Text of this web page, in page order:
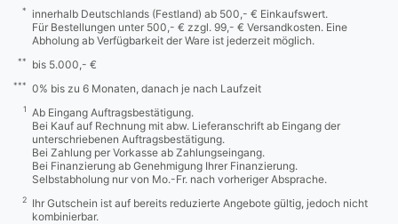
*
innerhalb Deutschlands (Festland) ab 500,- € Einkaufswert.
Für Bestellungen unter 500,- € zzgl. 99,- € Versandkosten. Eine
Abholung ab Verfügbarkeit der Ware ist jederzeit möglich.
** bis 5.000,- €
*** 0% bis zu 6 Monaten, danach je nach Laufzeit
1
Ab Eingang Auftragsbestätigung.
Bei Kauf auf Rechnung mit abw. Lieferanschrift ab Eingang der
unterschriebenen Auftragsbestätigung.
Bei Zahlung per Vorkasse ab Zahlungseingang.
Bei Finanzierung ab Genehmigung Ihrer Finanzierung.
Selbstabholung nur von Mo.-Fr. nach vorheriger Absprache.
2
Ihr Gutschein ist auf bereits reduzierte Angebote gültig, jedoch nicht
kombinierbar.